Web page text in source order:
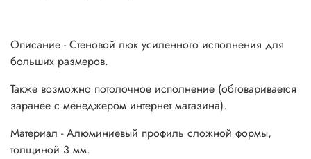
Описание - Стеновой люк усиленного исполнения для
больших размеров.
Также возможно потолочное исполнение (обговаривается
заранее с менеджером интернет магазина).
Материал - Алюминиевый профиль сложной формы,
толщиной 3 мм.